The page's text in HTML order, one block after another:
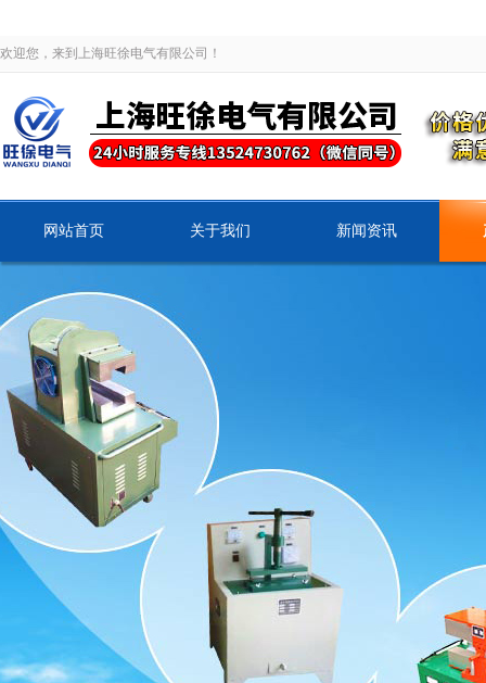
欢迎您，来到上海旺徐电气有限公司！
网站首页 关于我们 新闻资讯